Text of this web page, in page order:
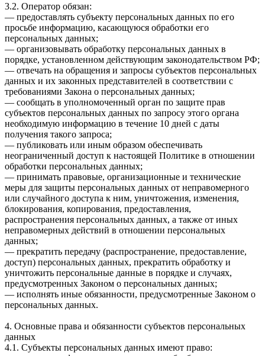
3.2. Оператор обязан:
— предоставлять субъекту персональных данных по его
просьбе информацию, касающуюся обработки его
персональных данных;
— организовывать обработку персональных данных в
порядке, установленном действующим законодательством РФ;
— отвечать на обращения и запросы субъектов персональных
данных и их законных представителей в соответствии с
требованиями Закона о персональных данных;
— сообщать в уполномоченный орган по защите прав
субъектов персональных данных по запросу этого органа
необходимую информацию в течение 10 дней с даты
получения такого запроса;
— публиковать или иным образом обеспечивать
неограниченный доступ к настоящей Политике в отношении
обработки персональных данных;
— принимать правовые, организационные и технические
меры для защиты персональных данных от неправомерного
или случайного доступа к ним, уничтожения, изменения,
блокирования, копирования, предоставления,
распространения персональных данных, а также от иных
неправомерных действий в отношении персональных
данных;
— прекратить передачу (распространение, предоставление,
доступ) персональных данных, прекратить обработку и
уничтожить персональные данные в порядке и случаях,
предусмотренных Законом о персональных данных;
— исполнять иные обязанности, предусмотренные Законом о
персональных данных.
4. Основные права и обязанности субъектов персональных
данных
4.1. Субъекты персональных данных имеют право: